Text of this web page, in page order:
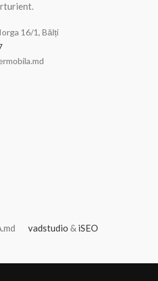
16/1, Bălți
vadstudio & iSEO